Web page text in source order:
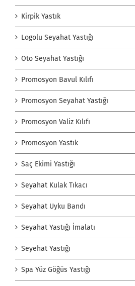
Kirpik Yastık
Logolu Seyahat Yastığı
Oto Seyahat Yastığı
Promosyon Bavul Kılıfı
Promosyon Seyahat Yastığı
Promosyon Valiz Kılıfı
Promosyon Yastık
Saç Ekimi Yastığı
Seyahat Kulak Tıkacı
Seyahat Uyku Bandı
Seyahat Yastığı İmalatı
Seyehat Yastığı
Spa Yüz Göğüs Yastığı